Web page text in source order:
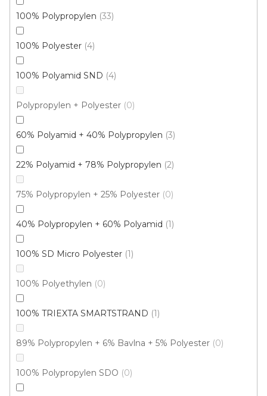
100% Polypropylen 33
100% Polyester 4
100% Polyamid SND 4
Polypropylen + Polyester 0
60% Polyamid + 40% Polypropylen 3
22% Polyamid + 78% Polypropylen 2
75% Polypropylen + 25% Polyester 0
40% Polypropylen + 60% Polyamid 1
100% SD Micro Polyester 1
100% Polyethylen 0
100% TRIEXTA SMARTSTRAND 1
89% Polypropylen + 6% Bavlna + 5% Polyester 0
100% Polypropylen SDO 0
Metrážový koberec IMAGO 85
246 Kč/ m2
4 m